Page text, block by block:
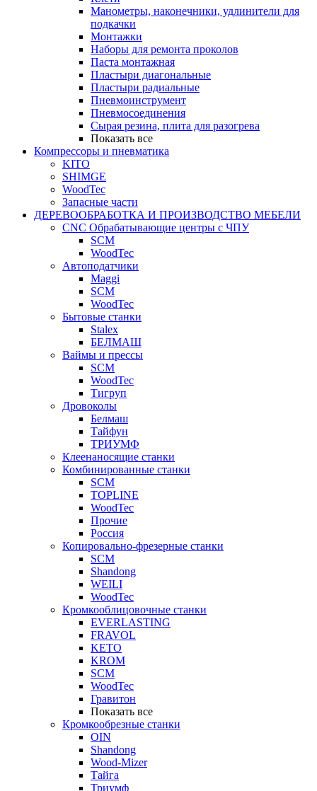
Манометры, наконечники, удлинители для
подкачки
Монтажки
Наборы для ремонта проколов
Паста монтажная
Пластыри диагональные
Пластыри радиальные
Пневмоинструмент
Пневмосоединения
Сырая резина, плита для разогрева
Показать все
Компрессоры и пневматика
KITO
SHIMGE
WoodTec
Запасные части
ДЕРЕВООБРАБОТКА И ПРОИЗВОДСТВО МЕБЕЛИ
CNC Обрабатывающие центры с ЧПУ
SCM
WoodTec
Автоподатчики
Maggi
SCM
WoodTec
Бытовые станки
Stalex
БЕЛМАШ
Ваймы и прессы
SCM
WoodTec
Тигруп
Дровоколы
Белмаш
Тайфун
ТРИУМФ
Клеенаносящие станки
Комбинированные станки
SCM
TOPLINE
WoodTec
Прочие
Россия
Копировально-фрезерные станки
SCM
Shandong
WEILI
WoodTec
Кромкооблицовочные станки
EVERLASTING
FRAVOL
KETO
KROM
SCM
WoodTec
Гравитон
Показать все
Кромкообрезные станки
OIN
Shandong
Wood-Mizer
Тайга
Триумф